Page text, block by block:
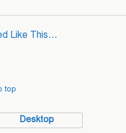
Like This…
top
Desktop